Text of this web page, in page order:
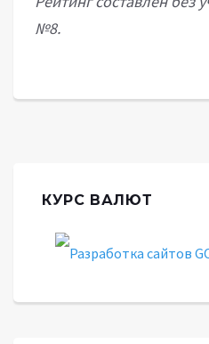
№8.
КУРС ВАЛЮТ